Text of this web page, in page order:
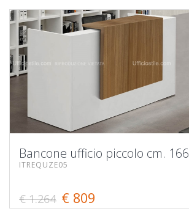
Bancone ufficio piccolo cm. 166
ITREQUZE05
€ 1.264 € 809